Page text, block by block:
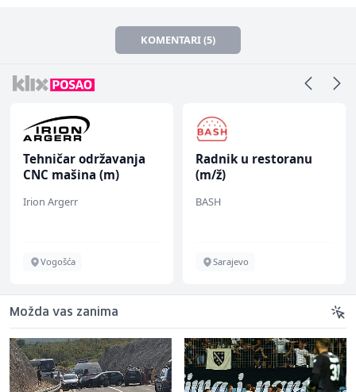
KOMENTARI (5)
Tehničar održavanja
CNC mašina (m)
Irion Argerr
Vogošća
Radnik u restoranu
(m/ž)
BASH
Sarajevo
Možda vas zanima